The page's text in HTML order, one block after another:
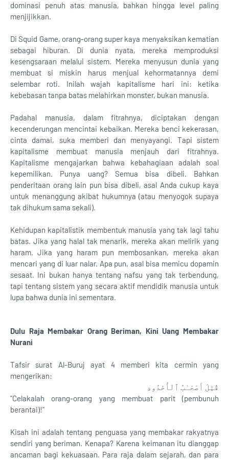
dominasi penuh atas manusia, bahkan hingga level paling
menjijikkan.
Di Squid Game, orang-orang super kaya menyaksikan kematian
sebagai hiburan. Di dunia nyata, mereka memproduksi
kesengsaraan melalui sistem. Mereka menyusun dunia yang
membuat si miskin harus menjual kehormatannya demi
selembar roti. Inilah wajah kapitalisme hari ini: ketika
kebebasan tanpa batas melahirkan monster, bukan manusia.
Padahal manusia, dalam fitrahnya, diciptakan dengan
kecenderungan mencintai kebaikan. Mereka benci kekerasan,
cinta damai, suka memberi dan menyayangi. Tapi sistem
kapitalisme membuat manusia menjauh dari fitrahnya.
Kapitalisme mengajarkan bahwa kebahagiaan adalah soal
kepemilikan. Punya uang? Semua bisa dibeli. Bahkan
penderitaan orang lain pun bisa dibeli, asal Anda cukup kaya
untuk menanggung akibat hukumnya (atau menyogok supaya
tak dihukum sama sekali).
Kehidupan kapitalistik membentuk manusia yang tak lagi tahu
batas. Jika yang halal tak menarik, mereka akan melirik yang
haram. Jika yang haram pun membosankan, mereka akan
mencari yang di luar nalar. Apa pun, asal bisa memicu dopamin
sesaat. Ini bukan hanya tentang nafsu yang tak terbendung,
tapi tentang sistem yang secara aktif mendidik manusia untuk
lupa bahwa dunia ini sementara.
Dulu Raja Membakar Orang Beriman, Kini Uang Membakar
Nurani
Tafsir surat Al-Buruj ayat 4 memberi kita cermin yang
mengerikan:
قُتِلَ أَصْحَـٰبُ ٱلْأُخْدُودِ
"Celakalah orang-orang yang membuat parit (pembunuh
berantai)!"
Kisah ini adalah tentang penguasa yang membakar rakyatnya
sendiri yang beriman. Kenapa? Karena keimanan itu dianggap
ancaman bagi kekuasaan. Para raja dalam sejarah, dan para